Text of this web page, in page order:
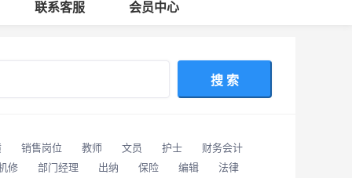
联系客服 会员中心
搜 索
销售岗位 教师 文员 护士
财务会计
修 部门经理 出纳 保险 编辑
法律